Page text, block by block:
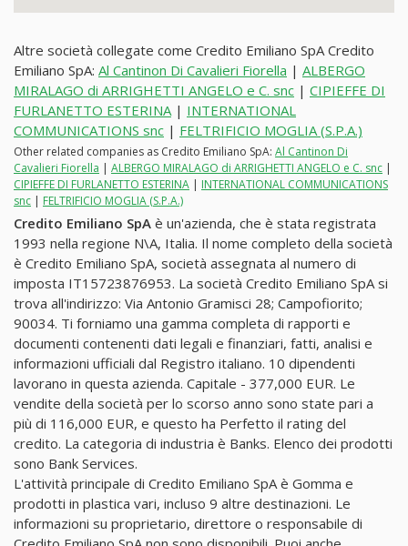
Altre società collegate come Credito Emiliano SpA Credito
Emiliano SpA: Al Cantinon Di Cavalieri Fiorella | ALBERGO
MIRALAGO di ARRIGHETTI ANGELO e C. snc | CIPIEFFE DI
FURLANETTO ESTERINA| INTERNATIONAL
COMMUNICATIONS snc | FELTRIFICIO MOGLIA (S.P.A.)
Other related companies as Credito Emiliano SpA: Al Cantinon Di
Cavalieri Fiorella | ALBERGO MIRALAGO di ARRIGHETTI ANGELO e C. snc |
CIPIEFFE DI FURLANETTO ESTERINA | INTERNATIONAL COMMUNICATIONS
snc | FELTRIFICIO MOGLIA (S.P.A.)
Credito Emiliano SpA è un'azienda, che è stata registrata
1993 nella regione N\A, Italia. Il nome completo della società
è Credito Emiliano SpA, società assegnata al numero di
imposta IT15723876953. La società Credito Emiliano SpA si
trova all'indirizzo: Via Antonio Gramisci 28; Campofiorito;
90034. Ti forniamo una gamma completa di rapporti e
documenti contenenti dati legali e finanziari, fatti, analisi e
informazioni ufficiali dal Registro italiano. 10 dipendenti
lavorano in questa azienda. Capitale - 377,000 EUR. Le
vendite della società per lo scorso anno sono state pari a
più di 116,000 EUR, e questo ha Perfetto il rating del
credito. La categoria di industria è Banks. Elenco dei prodotti
sono Bank Services.
L'attività principale di Credito Emiliano SpA è Gomma e
prodotti in plastica vari, incluso 9 altre destinazioni. Le
informazioni su proprietario, direttore o responsabile di